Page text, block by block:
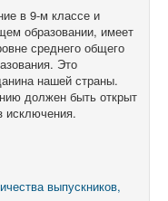
в 9-м классе и
образовании, имеет
среднего общего
Это
нашей страны.
должен быть открыт
исключения.